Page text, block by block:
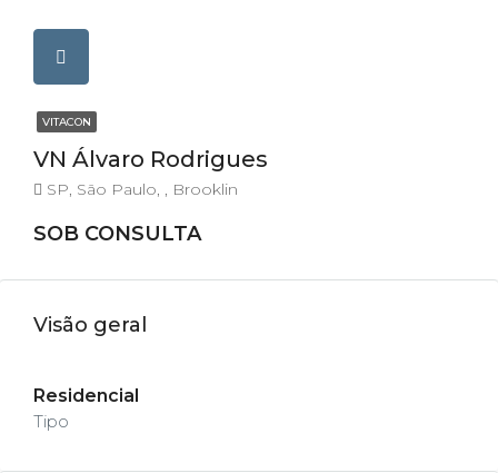
VITACON
VN Álvaro Rodrigues
SP, São Paulo, , Brooklin
SOB CONSULTA
Visão geral
Residencial
Tipo